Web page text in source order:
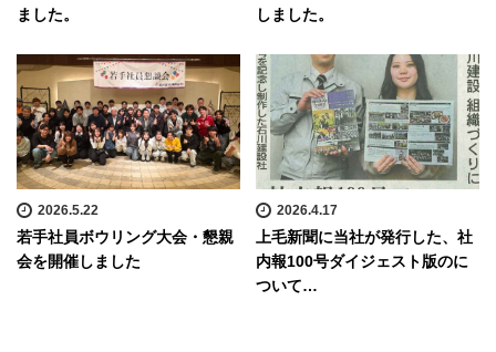
ました。
しました。
2026.5.22
若手社員ボウリング大会・懇親
会を開催しました
2026.4.17
上毛新聞に当社が発行した、社
内報100号ダイジェスト版のに
ついて…